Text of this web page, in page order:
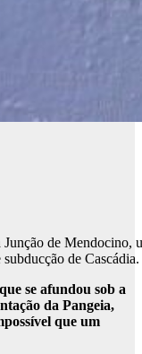
de Mendocino,
de Cascádia.
se afundou sob a
da Pangeia,
que um